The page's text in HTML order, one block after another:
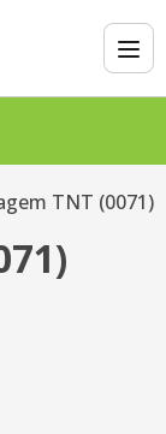
TNT (0071)